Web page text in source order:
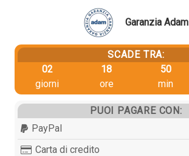
Garanzia Adam
SCADE TRA:
02
giorni
18
ore
50
min
PUOI PAGARE CON:
PayPal
Carta di credito